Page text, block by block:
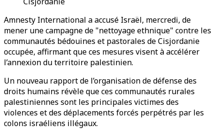
Amnesty International a accusé Israël, mercredi, de
mener une campagne de "nettoyage ethnique" contre les
communautés bédouines et pastorales de Cisjordanie
occupée, affirmant que ces mesures visent à accélérer
l’annexion du territoire palestinien.
Un nouveau rapport de l’organisation de défense des
droits humains révèle que ces communautés rurales
palestiniennes sont les principales victimes des
violences et des déplacements forcés perpétrés par les
colons israéliens illégaux.